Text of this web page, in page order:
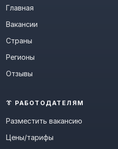
Главная
Вакансии
Страны
Регионы
Отзывы
👔 РАБОТОДАТЕЛЯМ
Разместить вакансию
Цены/тарифы